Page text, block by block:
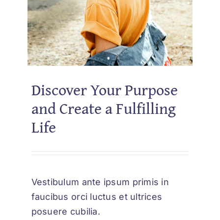
Discover Your Purpose
and Create a Fulfilling
Life
Vestibulum ante ipsum primis in
faucibus orci luctus et ultrices
posuere cubilia.